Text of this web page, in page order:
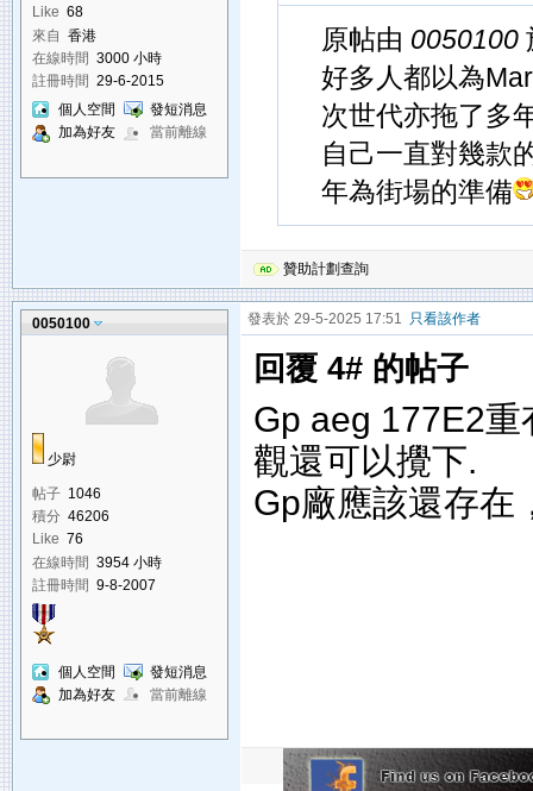
Like 68
來自 香港
在線時間 3000 小時
註冊時間 29-6-2015
個人空間
發短消息
加為好友
當前離線
原帖由 0050100
好多人都以為
次世代亦拖了多
自己一直對幾款
年為街場的準備
贊助計劃查詢
0050100
少尉
帖子 1046
積分 46206
Like 76
在線時間 3954 小時
註冊時間 9-8-2007
個人空間
發短消息
加為好友
當前離線
發表於 29-5-2025 17:51 只看該作者
回覆 4# 的帖子
Gp aeg 177E2
觀還可以攪下.
Gp廠應該還存在